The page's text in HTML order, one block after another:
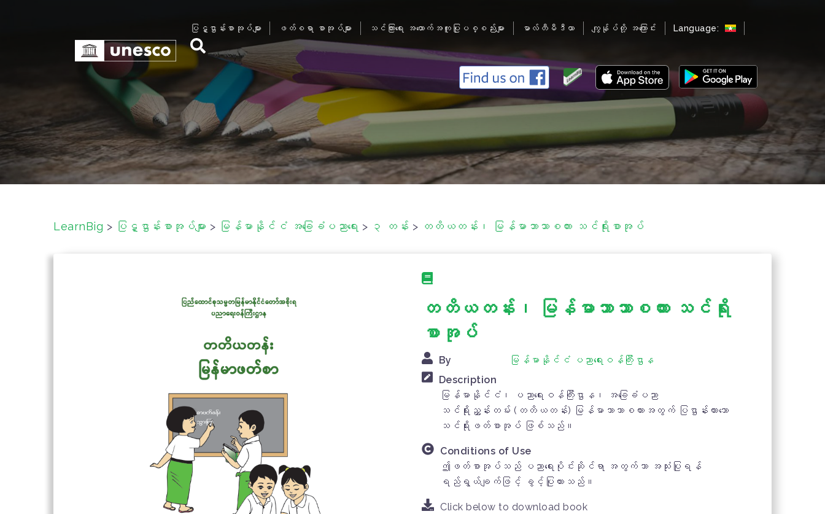
n
t
e
ပြဋ္ဌာန်းစာအုပ်များ ဖတ်စရာ စာအုပ်များ သင်ကြားရေး အထောက်အကူပြုပစ္စည်းများ မာလ်တီမီဒီယာ ကျွန်ုပ်တို့ အကြောင်း Language:
LearnBig > ပြဋ္ဌာန်းစာအုပ်များ > မြန်မာနိုင်ငံ အခြေခံပညာရေး > ၃ တန်း > တတိယတန်း၊ မြန်မာဘာသာစကား သင်ရိုးစာအုပ်
တတိယတန်း၊ မြန်မာဘာသာစကား သင်ရိုး
စာအုပ်
By
မြန်မာနိုင်ငံ ပညာရေးဝန်ကြီးဌာန
Description
မြန်မာနိုင်ငံ၊ ပညာရေးဝန်ကြီးဌာန၊ အခြေခံပညာ
သင်ရိုးညွှန်းတမ်း (တတိယတန်း) မြန်မာဘာသာစကားအတွက် ပြဌာန်းထားသော
သင်ရိုးဖတ်စာအုပ် ဖြစ်သည်။
Conditions of Use
ဤဖတ်စာအုပ်သည် ပညာရေးပိုင်းဆိုင်ရာ အတွက်သာ အသုံးပြုရန်
ရည်ရွယ်ချက်ဖြင့် ခွင့်ပြုထားသည်။
Click below to download book